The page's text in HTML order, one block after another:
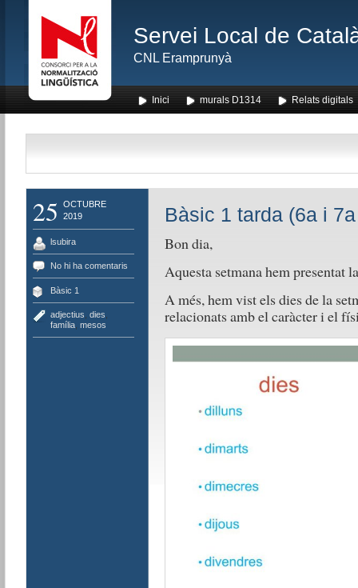
Servei Local de
CNL Eramprunyà
Inici murals D1314 Relats digitals
25
OCTUBRE
2019
lsubira
No hi ha comentaris
Bàsic 1
adjectius dies
família, mesos
Bàsic 1 tarda (6a i
Bon dia,
Aquesta setmana hem presentat
A més, hem vist els dies de la
relacionats amb el caràcter i el